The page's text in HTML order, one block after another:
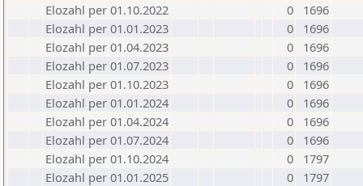
Elozahl per 01.10.2022
0
1696
Elozahl per 01.01.2023
0
1696
Elozahl per 01.04.2023
0
1696
Elozahl per 01.07.2023
0
1696
Elozahl per 01.10.2023
0
1696
Elozahl per 01.01.2024
0
1696
Elozahl per 01.04.2024
0
1696
Elozahl per 01.07.2024
0
1696
Elozahl per 01.10.2024
0
1797
Elozahl per 01.01.2025
0
1797